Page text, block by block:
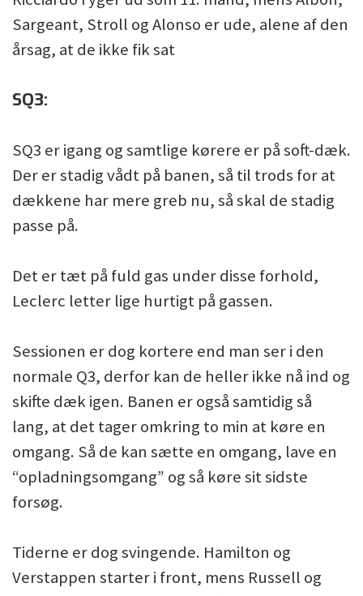
Sargeant, Stroll og Alonso er ude, alene af den
årsag, at de ikke fik sat
SQ3:
SQ3 er igang og samtlige kørere er på soft-dæk.
Der er stadig vådt på banen, så til trods for at
dækkene har mere greb nu, så skal de stadig
passe på.
Det er tæt på fuld gas under disse forhold,
Leclerc letter lige hurtigt på gassen.
Sessionen er dog kortere end man ser i den
normale Q3, derfor kan de heller ikke nå ind og
skifte dæk igen. Banen er også samtidig så
lang, at det tager omkring to min at køre en
omgang. Så de kan sætte en omgang, lave en
“opladningsomgang” og så køre sit sidste
forsøg.
Tiderne er dog svingende. Hamilton og
Verstappen starter i front, mens Russell og